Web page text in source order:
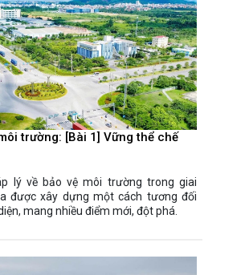
trường: [Bài 1] Vững thể chế
lý về bảo vệ môi trường trong giai
được xây dựng một cách tương đối
mang nhiều điểm mới, đột phá.